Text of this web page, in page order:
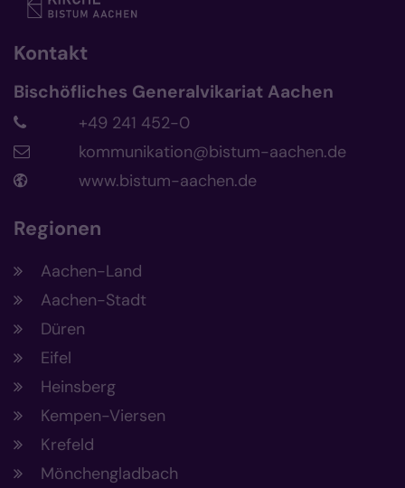
Kontakt
Bischöfliches Generalvikariat Aachen
+49 241 452-0
kommunikation@bistum-aachen.de
www.bistum-aachen.de
Regionen
Aachen-Land
Aachen-Stadt
Düren
Eifel
Heinsberg
Kempen-Viersen
Krefeld
Mönchengladbach